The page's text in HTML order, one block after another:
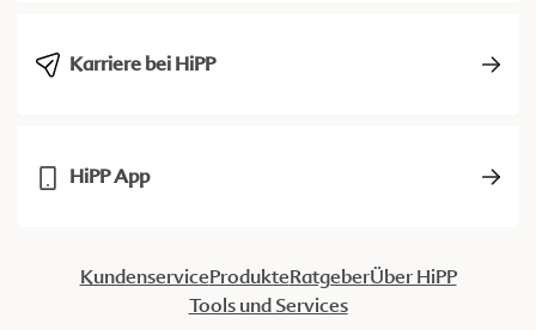
Karriere bei HiPP
HiPP App
KundenserviceProdukteRatgeberÜber HiPP
Tools und Services